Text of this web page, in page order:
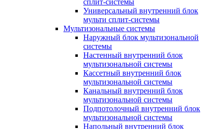
сплит-системы
Универсальный внутренний блок
мульти сплит-системы
Мультизональные системы
Наружный блок мультизональной
системы
Настенный внутренний блок
мультизональной системы
Кассетный внутренний блок
мультизональной системы
Канальный внутренний блок
мультизональной системы
Подпотолочный внутренний блок
мультизональной системы
Напольный внутренний блок